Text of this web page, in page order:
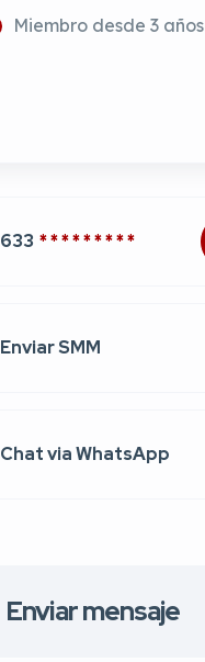
Miembro desde 3 años
633 * * * * * * * * *
Enviar SMM
Chat via WhatsApp
Enviar mensaje